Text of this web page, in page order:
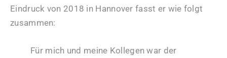
Eindruck von 2018 in Hannover fasst er wie folgt
zusammen:
Für mich und meine Kollegen war der